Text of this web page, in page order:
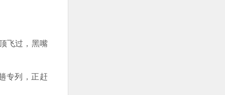
飞过，黑嘴
专列，正赶